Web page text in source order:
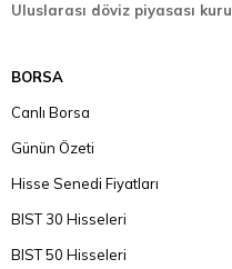
Uluslarası döviz piyasası kuru
BORSA
Canlı Borsa
Günün Özeti
Hisse Senedi Fiyatları
BIST 30 Hisseleri
BIST 50 Hisseleri